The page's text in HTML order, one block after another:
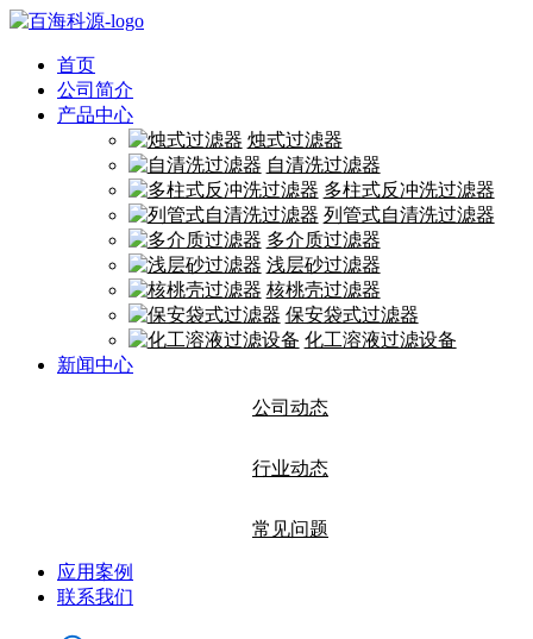
首页
公司简介
产品中心
烛式过滤器
自清洗过滤器
多柱式反冲洗过滤器
列管式自清洗过滤器
多介质过滤器
浅层砂过滤器
核桃壳过滤器
保安袋式过滤器
化工溶液过滤设备
新闻中心
公司动态
行业动态
常见问题
应用案例
联系我们